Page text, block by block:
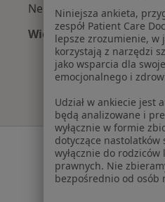
Neurolodzy z Compensa
Więcej (8)
Więcej w
Polityka
Niniejsza ankieta,
zespół Patient Care
lepsze zrozumienie, w
korzystają z narzędzi
jako wsparcia dla
emocjonalnego i
Udział w ankiecie jest
będą analizowane i
wyłącznie w formie
dotyczące nastolatków
wyłącznie do
prawnych. Nie
bezpośrednio od osób